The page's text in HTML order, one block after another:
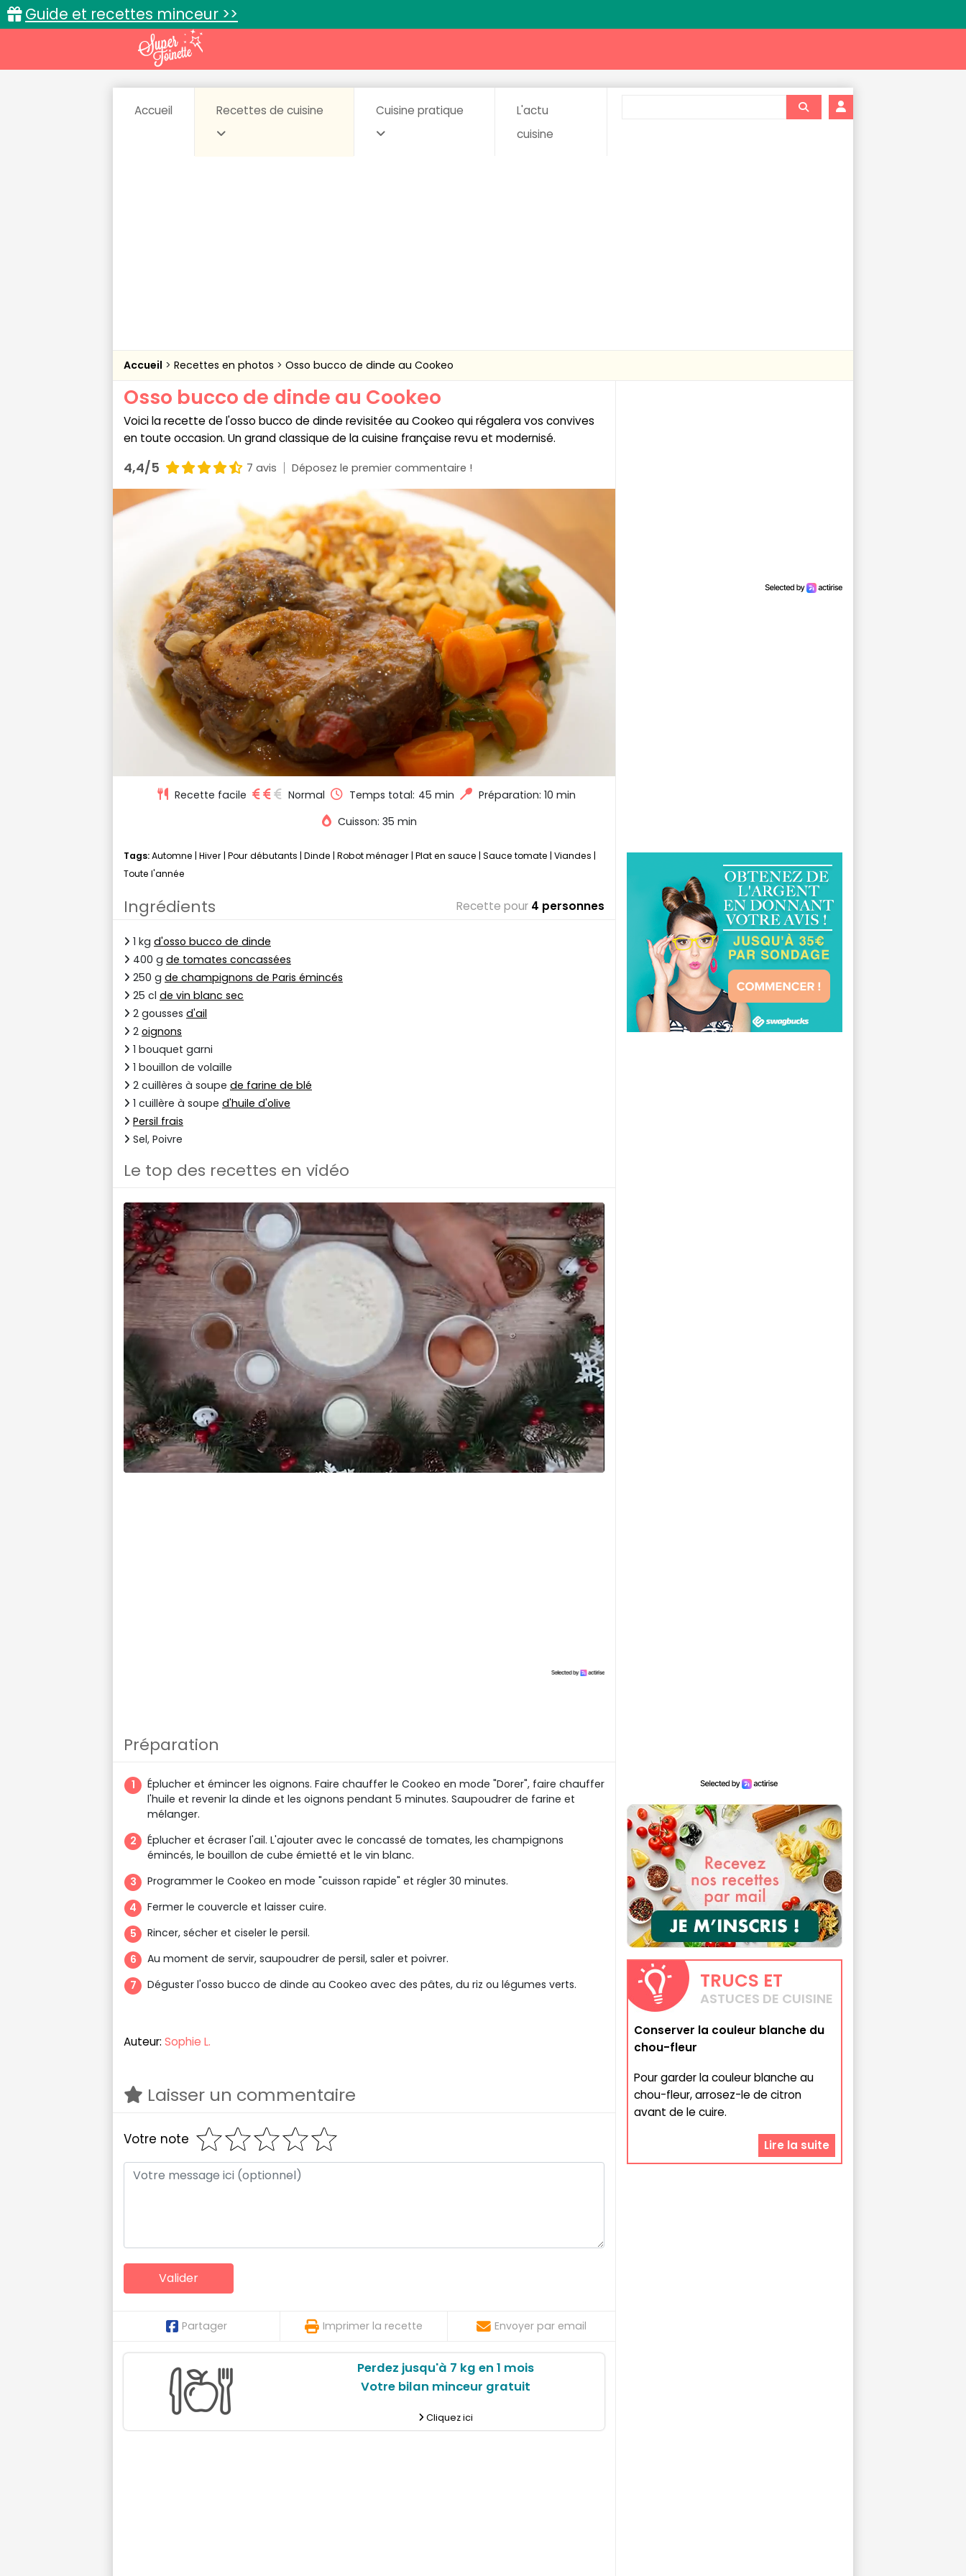
Guide et recettes minceur >>
Accueil Recettes de cuisine Cuisine pratique
L'actu
cuisine
Accueil Recettes en photos Osso bucco de dinde au Cookeo
Osso bucco de dinde au Cookeo
Voici la recette de l'osso bucco de dinde revisitée au Cookeo qui régalera vos convives
en toute occasion. Un grand classique de la cuisine française revu et modernisé.
4,4/5 7 avis Déposez le premier commentaire !
Recette facile Normal Temps total: 45 min
Préparation: 10 min
Cuisson: 35 min
Tags:Automne | Hiver | Pour débutants | Dinde | Robot ménager | Plat en sauce | Sauce tomate | Viandes |
Toute l'année
Ingrédients Recette pour 4 personnes
1 kg d'osso bucco de dinde
400 g de tomates concassées
250 g de champignons de Paris émincés
25 cl de vin blanc sec
2 gousses d'ail
2 oignons
1 bouquet garni
1 bouillon de volaille
2 cuillères à soupe de farine de blé
1 cuillère à soupe d'huile d'olive
Persil frais
Sel, Poivre
Le top des recettes en vidéo
Préparation
Éplucher et émincer les oignons. Faire chauffer le Cookeo en mode "Dorer", faire chauffer
l'huile et revenir la dinde et les oignons pendant 5 minutes. Saupoudrer de farine et
mélanger.
Éplucher et écraser l'ail. L'ajouter avec le concassé de tomates, les champignons
émincés, le bouillon de cube émietté et le vin blanc.
Programmer le Cookeo en mode "cuisson rapide" et régler 30 minutes.
Fermer le couvercle et laisser cuire.
Rincer, sécher et ciseler le persil.
Au moment de servir, saupoudrer de persil, saler et poivrer.
Déguster l'osso bucco de dinde au Cookeo avec des pâtes, du riz ou légumes verts.
Auteur: Sophie L.
Laisser un commentaire
Votre note
Partager Imprimer la recette Envoyer par email
Perdez jusqu'à 7 kg en 1 mois
Votre bilan minceur gratuit
Cliquez ici
TRUCS ET
ASTUCES DE CUISINE
Conserver la couleur blanche du
chou-fleur
Pour garder la couleur blanche au
chou-fleur, arrosez-le de citron
avant de le cuire.
Lire la suite